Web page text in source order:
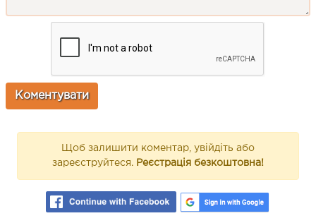
Щоб залишити коментар, увійдіть або
зареєструйтеся. Реєстрація безкоштовна!